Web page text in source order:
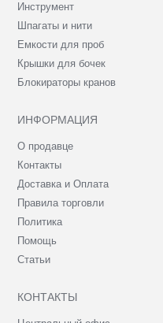
Инструмент
Шпагаты и нити
Емкости для проб
Крышки для бочек
Блокираторы кранов
ИНФОРМАЦИЯ
О продавце
Контакты
Доставка и Оплата
Правила торговли
Политика
Помощь
Статьи
КОНТАКТЫ